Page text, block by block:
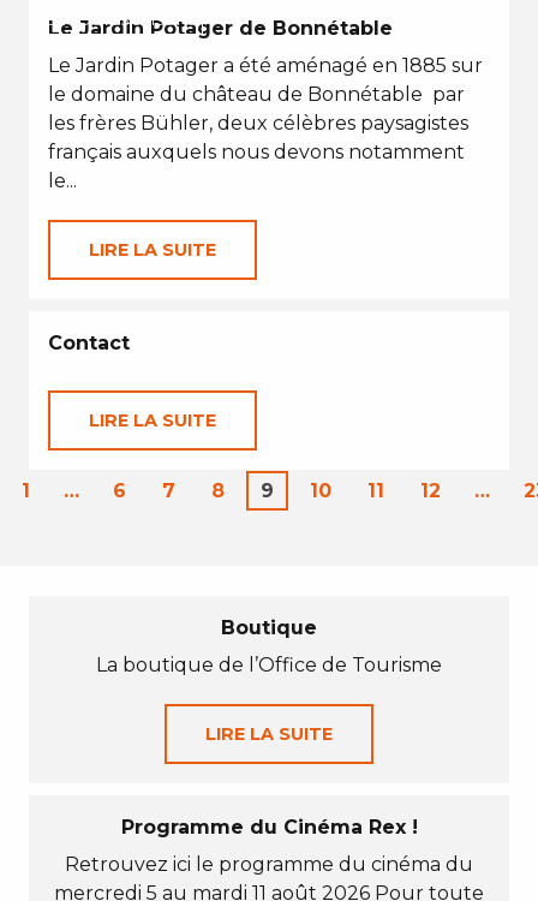
EN TOUTES SAISONS
Le Jardin Potager de Bonnétable
Le Jardin Potager a été aménagé en 1885 sur
le domaine du château de Bonnétable par
les frères Bühler, deux célèbres paysagistes
français auxquels nous devons notamment
le...
LIRE LA SUITE
Contact
LIRE LA SUITE
1 … 6 7 8 9 10 11 12 …
Boutique
La boutique de l’Office de Tourisme
LIRE LA SUITE
Programme du Cinéma Rex !
Retrouvez ici le programme du cinéma du
mercredi 5 au mardi 11 août 2026 Pour toute